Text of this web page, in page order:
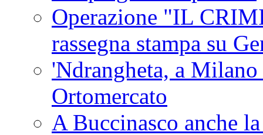
Operazione "IL
rassegna stampa su
'Ndrangheta, a Milano
Ortomercato
A Buccinasco anche